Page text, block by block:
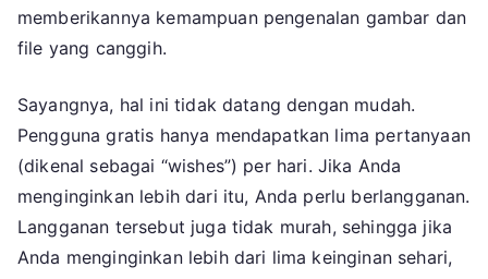
memberikannya kemampuan pengenalan gambar dan
file yang canggih.
Sayangnya, hal ini tidak datang dengan mudah.
Pengguna gratis hanya mendapatkan lima pertanyaan
(dikenal sebagai “wishes”) per hari. Jika Anda
menginginkan lebih dari itu, Anda perlu berlangganan.
Langganan tersebut juga tidak murah, sehingga jika
Anda menginginkan lebih dari lima keinginan sehari,